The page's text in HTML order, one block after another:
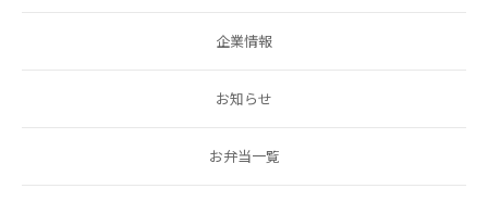
企業情報
お知らせ
お弁当一覧